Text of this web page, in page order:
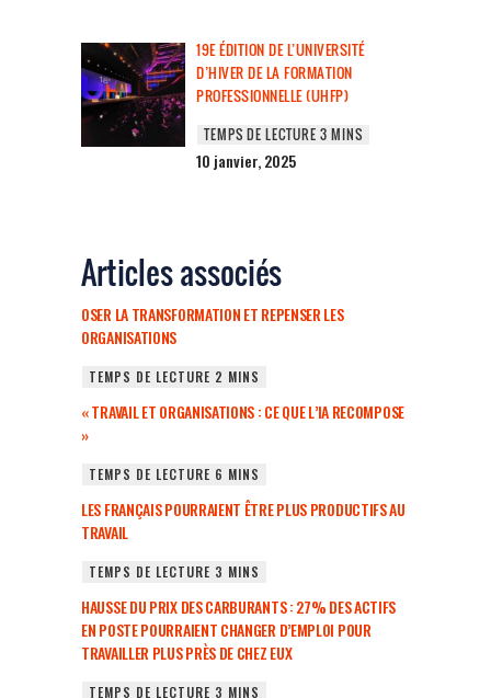
19E ÉDITION DE L’UNIVERSITÉ
D’HIVER DE LA FORMATION
PROFESSIONNELLE (UHFP)
10 janvier, 2025
Articles associés
OSER LA TRANSFORMATION ET REPENSER LES
ORGANISATIONS
« TRAVAIL ET ORGANISATIONS : CE QUE L’IA RECOMPOSE
»
LES FRANÇAIS POURRAIENT ÊTRE PLUS PRODUCTIFS AU
TRAVAIL
HAUSSE DU PRIX DES CARBURANTS : 27% DES ACTIFS
EN POSTE POURRAIENT CHANGER D’EMPLOI POUR
TRAVAILLER PLUS PRÈS DE CHEZ EUX